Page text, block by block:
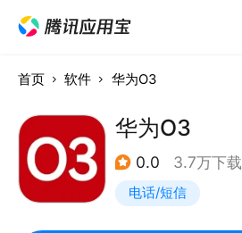
首页 软件 华为O3
华为O3
0.0 3.7万下载
电话/短信